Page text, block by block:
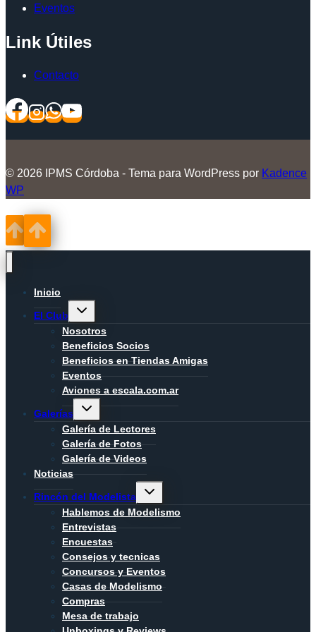
Eventos
Link Útiles
Contacto
© 2026 IPMS Córdoba - Tema para WordPress por Kadence
WP
Inicio
El Club
Alternar
hijo
Nosotros
Beneficios Socios
Beneficios en Tiendas Amigas
Eventos
Aviones a escala.com.ar
Galerías
Alternar
hijo
Galería de Lectores
Galería de Fotos
Galería de Videos
Noticias
Rincón del Modelista
Alternar
hijo
Hablemos de Modelismo
Entrevistas
Encuestas
Consejos y tecnicas
Concursos y Eventos
Casas de Modelismo
Compras
Mesa de trabajo